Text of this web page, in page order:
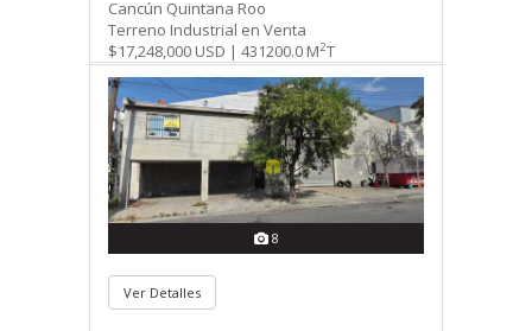
Cancún Quintana Roo
Terreno Industrial en Venta
$17,248,000 USD | 431200.0 M2T
8
Ver Detalles